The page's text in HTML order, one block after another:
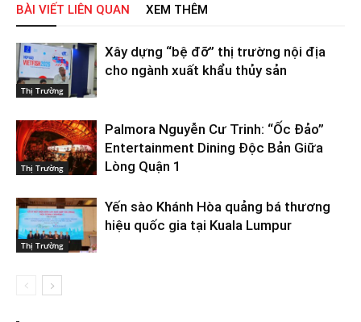
BÀI VIẾT LIÊN QUAN XEM THÊM
Thị Trường
Xây dựng “bệ đỡ” thị trường nội địa
cho ngành xuất khẩu thủy sản
Thị Trường
Palmora Nguyễn Cư Trinh: “Ốc Đảo”
Entertainment Dining Độc Bản Giữa
Lòng Quận 1
Thị Trường
Yến sào Khánh Hòa quảng bá thương
hiệu quốc gia tại Kuala Lumpur